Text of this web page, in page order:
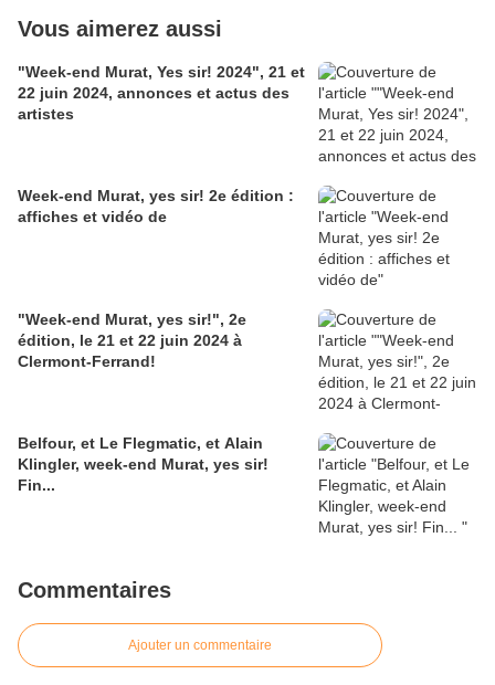
Vous aimerez aussi
"Week-end Murat, Yes sir! 2024", 21 et
22 juin 2024, annonces et actus des
artistes
Week-end Murat, yes sir! 2e édition :
affiches et vidéo de
"Week-end Murat, yes sir!", 2e
édition, le 21 et 22 juin 2024 à
Clermont-Ferrand!
Belfour, et Le Flegmatic, et Alain
Klingler, week-end Murat, yes sir!
Fin...
Commentaires
Ajouter un commentaire